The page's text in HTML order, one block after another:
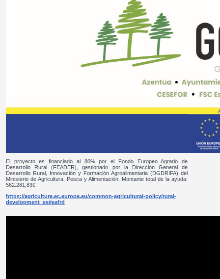
El proyecto es financiado al 80% por el Fondo Europeo Agrario de
Desarrollo Rural (FEADER), gestionado por la Dirección General de
Desarrollo Rural, Innovación y Formación Agroalimentaria (DGDRIFA) del
Ministerio de Agricultura, Pesca y Alimentación. Montante total de la ayuda:
562.281,83€.
https://agriculture.ec.europa.eu/common-agricultural-policy/rural-
development_es#eafrd